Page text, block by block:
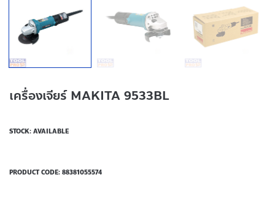
เครื่องเจียร์ MAKITA 9533BL
STOCK: AVAILABLE
PRODUCT CODE: 88381055574